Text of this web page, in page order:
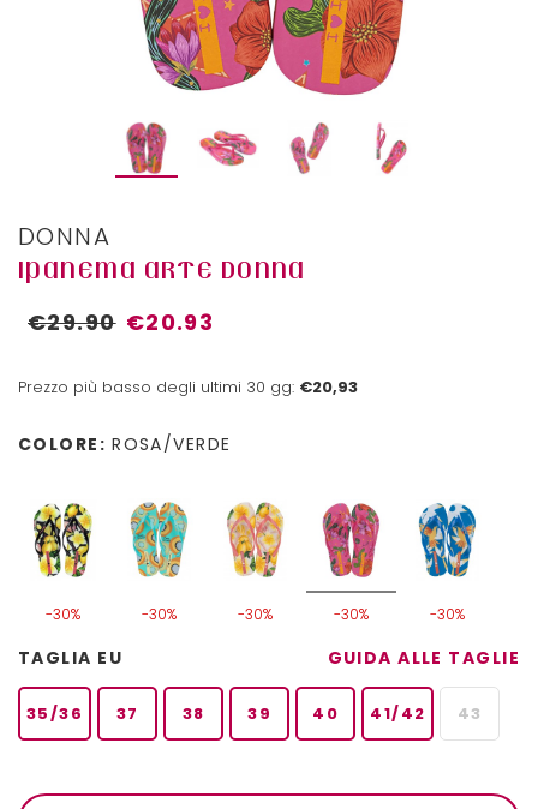
DONNA
IPANEMA ARTE DONNA
€29.90 €20.93
Prezzo più basso degli ultimi 30 gg: €20,93
COLORE: ROSA/VERDE
-30% -30% -30% -30% -30%
TAGLIA EU GUIDA ALLE TAGLIE
35/36 37 38 39 40 41/42 43